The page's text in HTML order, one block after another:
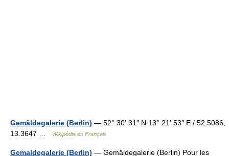
Gemäldegalerie (Berlin) — 52° 30′ 31″ N 13° 21′ 53″ E / 52.5086,
13.3647 …
Wikipédia en Français
Gemaldegalerie (Berlin) — Gemäldegalerie (Berlin) Pour les